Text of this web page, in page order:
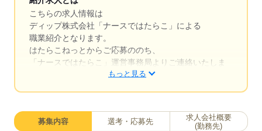
こちらの求人情報は
ディップ株式会社「ナースではたらこ」による
職業紹介となります。
はたらこねっとからご応募ののち、
「ナースではたらこ」運営事務局よりご連絡いたしま
求職中の看護師さんの転職を専任の
キャリアアドバイザーが入職まで無料でサポートいた
もっと見る
募集内容 選考・応募先
求人会社概要
(勤務先)